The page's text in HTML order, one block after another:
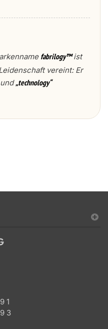
fabrilogy™ist
vereint: Er
„technology“
1
3